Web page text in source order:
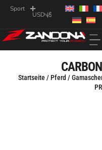
Sport
Startseite/ Pferd /